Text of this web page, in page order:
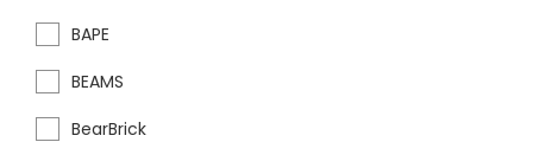
BAPE
BEAMS
BearBrick